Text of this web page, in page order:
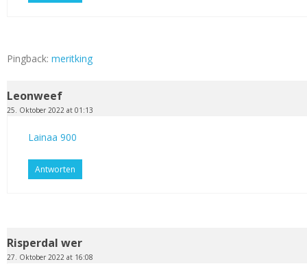
Pingback: meritking
Leonweef
25. Oktober 2022 at 01:13
Lainaa 900
Antworten
Risperdal wer
27. Oktober 2022 at 16:08